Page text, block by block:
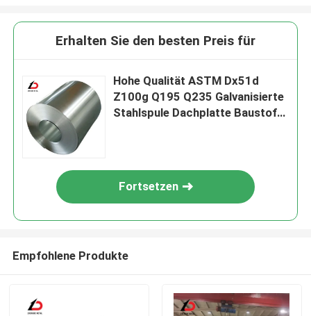
Erhalten Sie den besten Preis für
Hohe Qualität ASTM Dx51d
Z100g Q195 Q235 Galvanisierte
Stahlspule Dachplatte Baustoff
Fortsetzen
Empfohlene Produkte